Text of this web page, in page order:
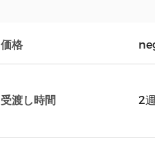
価格
受渡し時間 2週